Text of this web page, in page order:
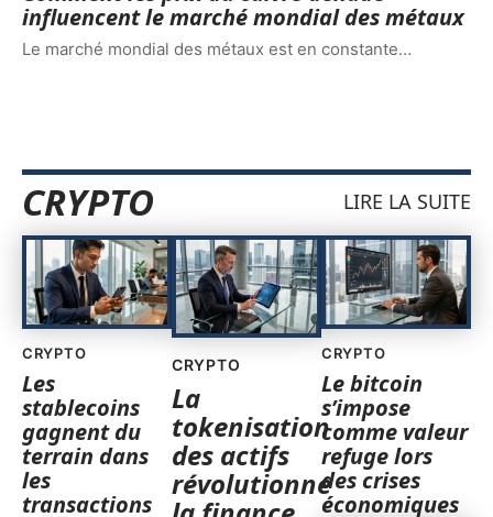
influencent le marché mondial des métaux
Le marché mondial des métaux est en constante…
CRYPTO LIRE LA SUITE
CRYPTO
Les
stablecoins
gagnent du
terrain dans
les
transactions
CRYPTO
La
tokenisation
des actifs
révolutionne
CRYPTO
Le bitcoin
s’impose
comme valeur
refuge lors
des crises
économiques